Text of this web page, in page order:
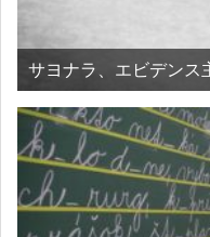
サヨナラ、エビデンス